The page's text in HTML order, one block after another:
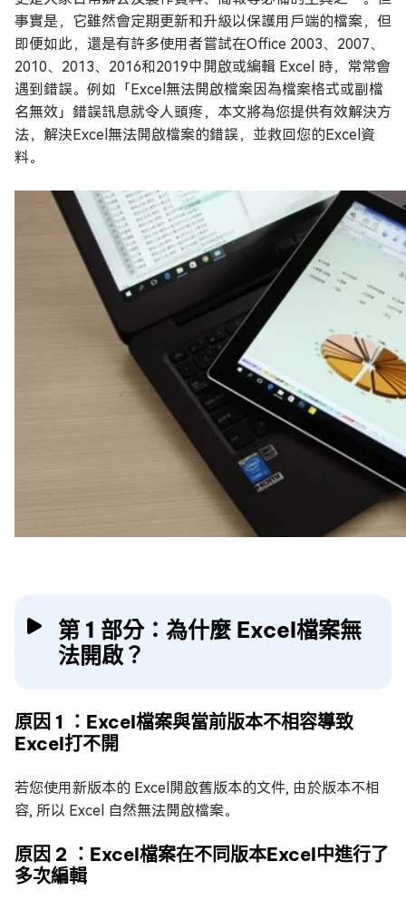
事實是，它雖然會定期更新和升級以保護用戶端的檔案，但
即便如此，還是有許多使用者嘗試在Office 2003、2007、
2010、2013、2016和2019中開啟或編輯 Excel 時，常常會
遇到錯誤。例如「Excel無法開啟檔案因為檔案格式或副檔
名無效」錯誤訊息就令人頭疼，本文將為您提供有效解決方
法，解決Excel無法開啟檔案的錯誤，並救回您的Excel資
料。
第 1 部分：為什麼 Excel檔案無
法開啟？
原因 1 ：Excel檔案與當前版本不相容導致
Excel打不開
若您使用新版本的 Excel開啟舊版本的文件, 由於版本不相
容, 所以 Excel 自然無法開啟檔案。
原因 2 ：Excel檔案在不同版本Excel中進行了
多次編輯